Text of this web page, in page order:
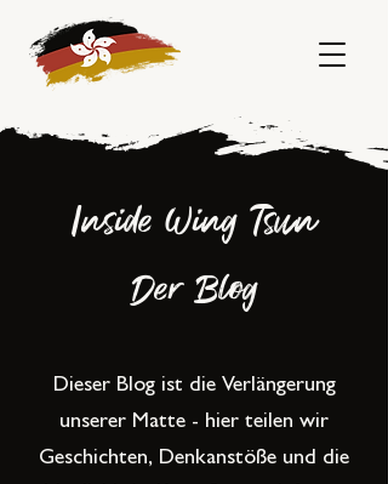
Inside Wing Tsun
Der Blog
Dieser Blog ist die Verlängerung
unserer Matte - hier teilen wir
Geschichten, Denkanstöße und die